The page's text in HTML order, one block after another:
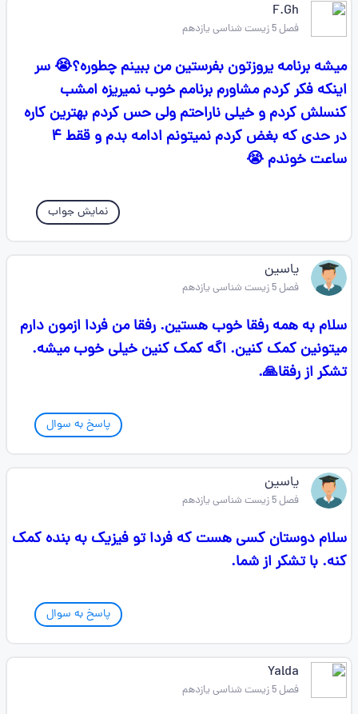
F.Gh
فصل 5 زیست شناسی یازدهم
میشه برنامه یروزتون بفرستین من ببینم چطوره؟😭 سر
اینکه فکر کردم مشاورم برنامم خوب نمیریزه امشب
کنسلش کردم و خیلی ناراحتم ولی حس کردم بهترین کاره
در حدی که بغض کردم نمیتونم ادامه بدم و ققط ۴
ساعت خوندم 😭
نمایش جواب
یاسین
فصل 5 زیست شناسی یازدهم
سلام به همه رفقا خوب هستین. رفقا من فردا ازمون دارم
میتونین کمک کنین. اگه کمک کنین خیلی خوب میشه.
تشکر از رفقا🙏.
پاسخ به سوال
یاسین
فصل 5 زیست شناسی یازدهم
سلام دوستان کسی هست که فردا تو فیزیک به بنده کمک
کنه. با تشکر از شما.
پاسخ به سوال
Yalda
فصل 5 زیست شناسی یازدهم